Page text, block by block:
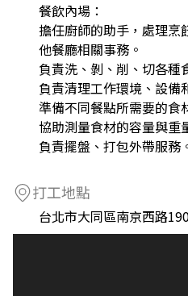
餐飲內場：
擔任廚師的助手，處理烹
他餐廳相關事務。
負責洗、剝、削、切各種
負責清理工作環境、設備
準備不同餐點所需要的食
協助測量食材的容量與重
負責擺盤、打包外帶服務
打工地點
台北市大同區南京西路